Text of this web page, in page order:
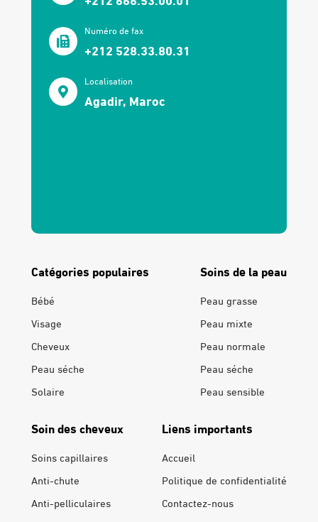
Numéro de fax
+212 528.33.80.31
Localisation
Agadir, Maroc
Catégories populaires
Bébé
Visage
Cheveux
Peau séche
Solaire
Soins de la peau
Peau grasse
Peau mixte
Peau normale
Peau séche
Peau sensible
Soin des cheveux
Soins capillaires
Anti-chute
Anti-pelliculaires
Liens importants
Accueil
Politique de confidentialité
Contactez-nous